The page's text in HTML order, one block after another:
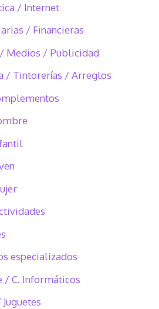
/ Internet
/ Financieras
Medios / Publicidad
/ Tintorerías / Arreglos
especializados
/ C. Informáticos